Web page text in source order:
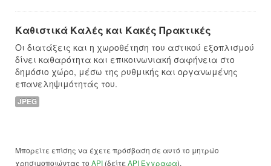
Καθιστικά Καλές και Κακές Πρακτικές
Οι διατάξεις και η χωροθέτηση του αστικού εξοπλισμού
δίνει καθαρότητα και επικοινωνιακή σαφήνεια στο
δημόσιο χώρο, μέσω της ρυθμικής και οργανωμένης
επανεληψιμότητάς του.
JPEG
Μπορείτε επίσης να έχετε πρόσβαση σε αυτό το μητρώο
χρησιμοποιώντας το API (δείτε API Έγγραφα).